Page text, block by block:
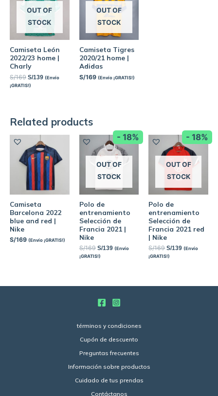
OUT OF
STOCK
Camiseta León
2022/23 home |
Charly
S/169 S/139 (Envío
¡GRATIS!)
OUT OF
STOCK
Camiseta Tigres
2020/21 home |
Adidas
S/169 (Envío ¡GRATIS!)
Related products
Camiseta
Barcelona 2022
blue and red |
Nike
S/169 (Envío ¡GRATIS!)
- 18%
OUT OF
STOCK
Polo de
entrenamiento
Selección de
Francia 2021 |
Nike
S/169 S/139 (Envío
¡GRATIS!)
- 18%
OUT OF
STOCK
Polo de
entrenamiento
Selección de
Francia 2021 red
| Nike
S/169 S/139 (Envío
¡GRATIS!)
términos y condiciones
Cupón de descuento
Preguntas frecuentes
Información sobre productos
Cuidado de tus prendas
Contáctanos